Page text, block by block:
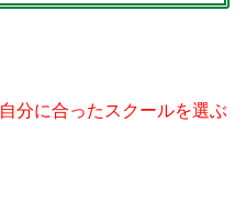
自分に合ったスクールを選ぶ